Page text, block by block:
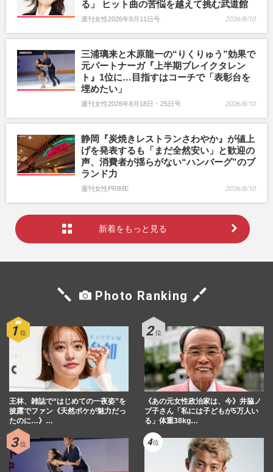
る」 ヒット曲の苦悩を越えて挑む武道館
週刊女性2026年8月11日号 2026/8/10
三浦璃来と木原龍一の“りくりゅう”効果で
元パートナーガ『上半期ブレイクタレン
ト』1位に…目指すはコーチで「表彰台を
埋めたい」
週刊女性2026年8月18日・25日号 2026/8/10
静岡『炭焼きレストランさわやか』が値上
げを発表するも「まだ全然安い」と歓迎の
声、消費者が揺らがない“ハンバーグ”のブ
ランド力
週刊女性PRIME 2026/8/10
新着をもっと見る
Photo Ranking
王林、雑誌で“はじめての一夜姿”を
披露でファン《天然ボケが魅力だっ
たのに…》…
《あの元女性政治家は、今》井脇ノ
ブ子さん「私には子どもが5万人い
る」体重38kg…